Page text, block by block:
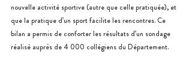
nouvelle activité sportive (autre que celle pratiquée), et
que la pratique d’un sport facilite les rencontres. Ce
bilan a permis de conforter les résultats d’un sondage
réalisé auprès de 4 000 collégiens du Département.